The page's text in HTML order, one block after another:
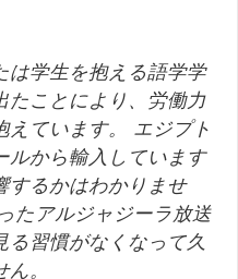
は学生を抱える語学学
たことにより、労働力
ています。 エジプト
ルから輸入しています
するかはわかりませ
たアルジャジーラ放送
る習慣がなくなって久
。